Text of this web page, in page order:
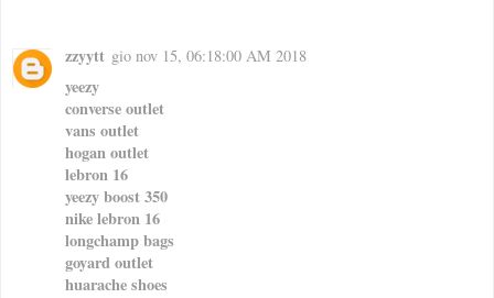
zzyytt gio nov 15, 06:18:00 AM 2018
yeezy
converse outlet
vans outlet
hogan outlet
lebron 16
yeezy boost 350
nike lebron 16
longchamp bags
goyard outlet
huarache shoes